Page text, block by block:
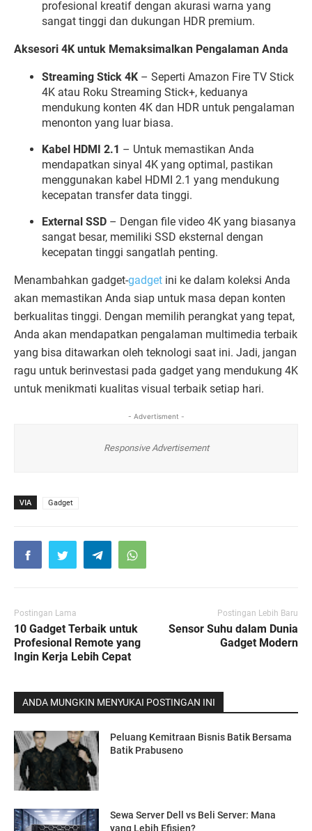
profesional kreatif dengan akurasi warna yang
sangat tinggi dan dukungan HDR premium.
Aksesori 4K untuk Memaksimalkan Pengalaman Anda
Streaming Stick 4K – Seperti Amazon Fire TV Stick
4K atau Roku Streaming Stick+, keduanya
mendukung konten 4K dan HDR untuk pengalaman
menonton yang luar biasa.
Kabel HDMI 2.1 – Untuk memastikan Anda
mendapatkan sinyal 4K yang optimal, pastikan
menggunakan kabel HDMI 2.1 yang mendukung
kecepatan transfer data tinggi.
External SSD – Dengan file video 4K yang biasanya
sangat besar, memiliki SSD eksternal dengan
kecepatan tinggi sangatlah penting.
Menambahkan gadget-gadget ini ke dalam koleksi Anda
akan memastikan Anda siap untuk masa depan konten
berkualitas tinggi. Dengan memilih perangkat yang tepat,
Anda akan mendapatkan pengalaman multimedia terbaik
yang bisa ditawarkan oleh teknologi saat ini. Jadi, jangan
ragu untuk berinvestasi pada gadget yang mendukung 4K
untuk menikmati kualitas visual terbaik setiap hari.
- Advertisment -
Responsive Advertisement
VIA Gadget
Postingan Lama
10 Gadget Terbaik untuk
Profesional Remote yang
Ingin Kerja Lebih Cepat
Postingan Lebih Baru
Sensor Suhu dalam Dunia
Gadget Modern
ANDA MUNGKIN MENYUKAI POSTINGAN INI
Peluang Kemitraan Bisnis Batik Bersama
Batik Prabuseno
Sewa Server Dell vs Beli Server: Mana
yang Lebih Efisien?